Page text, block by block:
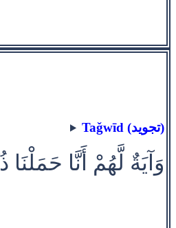
Taǧwīd (تجويد)
وَآيَةٌ لَّهُمْ أَنَّا